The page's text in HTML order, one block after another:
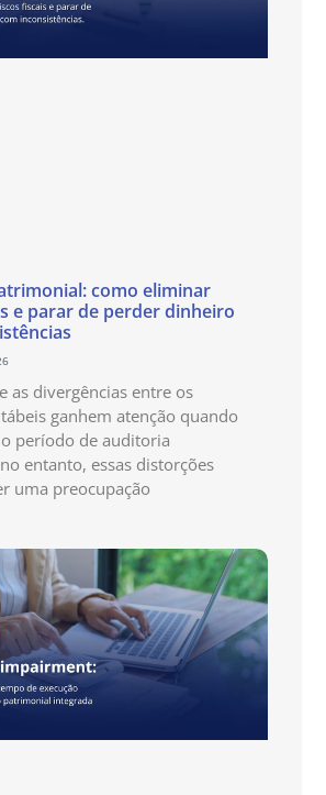
como eliminar
e parar de perder dinheiro
as divergências entre os
ganhem atenção quando
período de auditoria
entanto, essas distorções
uma preocupação